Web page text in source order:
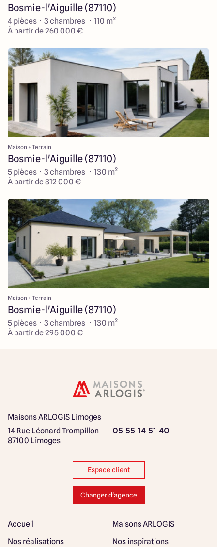
Bosmie-l'Aiguille (87110)
4 pièces · 3 chambres · 110 m²
À partir de 260 000 €
Maison + Terrain
Bosmie-l'Aiguille (87110)
5 pièces · 3 chambres · 130 m²
À partir de 312 000 €
Maison + Terrain
Bosmie-l'Aiguille (87110)
5 pièces · 3 chambres · 130 m²
À partir de 295 000 €
Maisons ARLOGIS Limoges
14 Rue Léonard Trompillon
87100 Limoges
05 55 14 51 40
Espace client
Changer d'agence
Accueil
Maisons ARLOGIS
Nos réalisations
Nos inspirations